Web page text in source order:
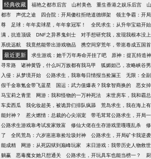
经典收藏 福艳之都市后宫 山村美色 重生香港之娱乐后宫
都市
声优之途 四合院：开局傻柱拒绝道德绑架 领主争霸：开
尊
足球：年年卖球星，年年拿冠军！ 全民求生：从升华宝箱开始
满，抗造顶级
DNF之异界鬼剑士 对手想研究我，发现我根本没
系统远航
我竟然能带出游戏物品 携空间穿荒年，带崽卷成五国
最近更新 求生游戏：她千万年寿命开挂了吧 原神：提瓦特造
寻常路
诸神黄昏，什么叫万族都有我马甲 狐媚妲己，攻略峡谷
入侵：从梦境开始
公路求生，我靠每日情报当捡漏王 无限：全
假千金靠氪金带飞蓝星
国运：武力值爆表？我拿智商换的 恶女
马宝莉之青里
网游：我和怪物的一万种死法 末世房车，我和霸
车卖西瓜
我化妆超美，被诡异们排队疯舔 荒岛求生，我在海上
能封神？
惹火燃情：总裁的心尖溺宠 带毛茸茸公路求生，开局
公路求生游戏靠考试发家致富
修仙大佬在生存游戏里嘎嘎乱杀
了
全民荒岛：六岁崽崽靠捡垃圾封神 公路求生，开局矿卡我逆
能成精
网游：从死囚狱到巅峰玩家 末日游戏：我带历史人物救世
躺赢
恶毒魔女她只想通关 公路求生，开玩具车也能当榜一？